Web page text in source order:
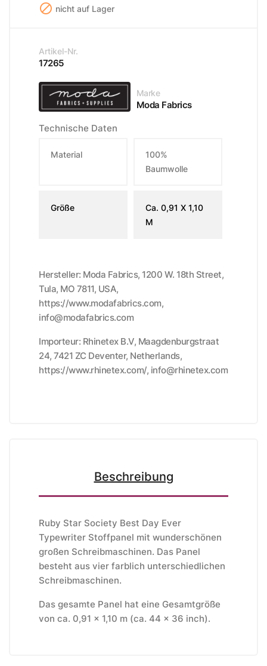
 nicht auf Lager
Artikel-Nr.
17265
Marke
Moda Fabrics
Technische Daten
Material
100%
Baumwolle
Größe
Ca. 0,91 X 1,10
M
Hersteller: Moda Fabrics, 1200 W. 18th Street,
Tula, MO 7811, USA,
https://www.modafabrics.com,
info@modafabrics.com
Importeur: Rhinetex B.V, Maagdenburgstraat
24, 7421 ZC Deventer, Netherlands,
https://www.rhinetex.com/, info@rhinetex.com
Beschreibung
Ruby Star Society Best Day Ever
Typewriter Stoffpanel mit wunderschönen
großen Schreibmaschinen. Das Panel
besteht aus vier farblich unterschiedlichen
Schreibmaschinen.
Das gesamte Panel hat eine Gesamtgröße
von ca. 0,91 x 1,10 m (ca. 44 x 36 inch).